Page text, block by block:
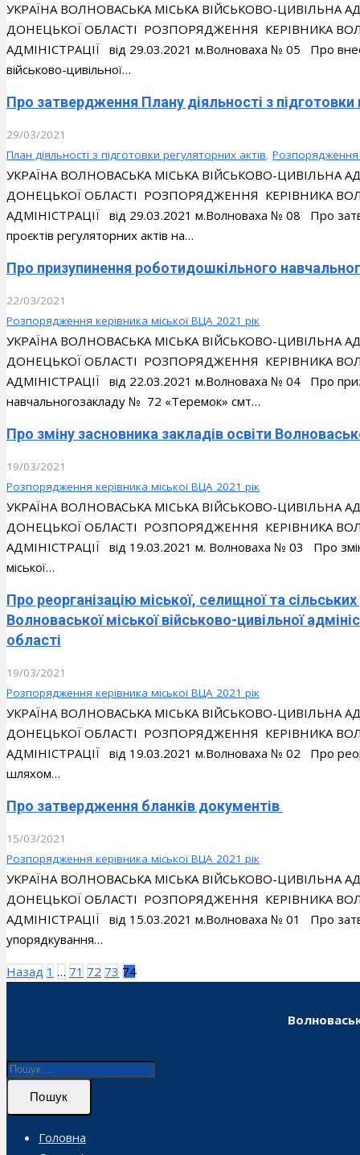
УКРАЇНА ВОЛНОВАСЬКА МІСЬКА ВІЙСЬКОВО-ЦИВІЛЬНА
ДОНЕЦЬКОЇ ОБЛАСТІ РОЗПОРЯДЖЕННЯ КЕРІВНИКА
АДМІНІСТРАЦІЇ від 29.03.2021 м.Волноваха № 05 Про
військово-цивільної…
Про затвердження Плану діяльності з підготовки
29/03/2021
План діяльності з підготовки регуляторних актів, Розпорядження
УКРАЇНА ВОЛНОВАСЬКА МІСЬКА ВІЙСЬКОВО-ЦИВІЛЬНА
ДОНЕЦЬКОЇ ОБЛАСТІ РОЗПОРЯДЖЕННЯ КЕРІВНИКА
АДМІНІСТРАЦІЇ від 29.03.2021 м.Волноваха № 08 Про
проєктів регуляторних актів на…
Про призупинення роботидошкільного
22/03/2021
Розпорядження керівника міської ВЦА 2021 рік
УКРАЇНА ВОЛНОВАСЬКА МІСЬКА ВІЙСЬКОВО-ЦИВІЛЬНА
ДОНЕЦЬКОЇ ОБЛАСТІ РОЗПОРЯДЖЕННЯ КЕРІВНИКА
АДМІНІСТРАЦІЇ від 22.03.2021 м.Волноваха № 04 Про
навчальногозакладу № 72 «Теремок» смт…
Про зміну засновника закладів освіти
19/03/2021
Розпорядження керівника міської ВЦА 2021 рік
УКРАЇНА ВОЛНОВАСЬКА МІСЬКА ВІЙСЬКОВО-ЦИВІЛЬНА
ДОНЕЦЬКОЇ ОБЛАСТІ РОЗПОРЯДЖЕННЯ КЕРІВНИКА
АДМІНІСТРАЦІЇ від 19.03.2021 м. Волноваха № 03 Про
міської…
Про реорганізацію міської, селищної та
Волноваської міської військово-цивільної
області
19/03/2021
Розпорядження керівника міської ВЦА 2021 рік
УКРАЇНА ВОЛНОВАСЬКА МІСЬКА ВІЙСЬКОВО-ЦИВІЛЬНА
ДОНЕЦЬКОЇ ОБЛАСТІ РОЗПОРЯДЖЕННЯ КЕРІВНИКА
АДМІНІСТРАЦІЇ від 19.03.2021 м.Волноваха № 02 Про
шляхом…
Про затвердження бланків документів
15/03/2021
Розпорядження керівника міської ВЦА 2021 рік
УКРАЇНА ВОЛНОВАСЬКА МІСЬКА ВІЙСЬКОВО-ЦИВІЛЬНА
ДОНЕЦЬКОЇ ОБЛАСТІ РОЗПОРЯДЖЕННЯ КЕРІВНИКА
АДМІНІСТРАЦІЇ від 15.03.2021 м.Волноваха № 01 Про
упорядкування…
Пагінація
Назад 1 … 71 72 73 74
Пошук
Головна